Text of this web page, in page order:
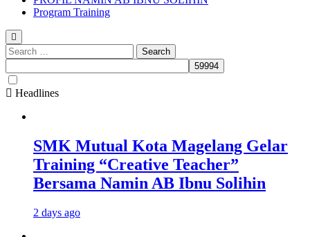
Program Training
Search
for:
Headlines
SMK Mutual Kota Magelang Gelar
Training “Creative Teacher”
Bersama Namin AB Ibnu Solihin
2 days ago